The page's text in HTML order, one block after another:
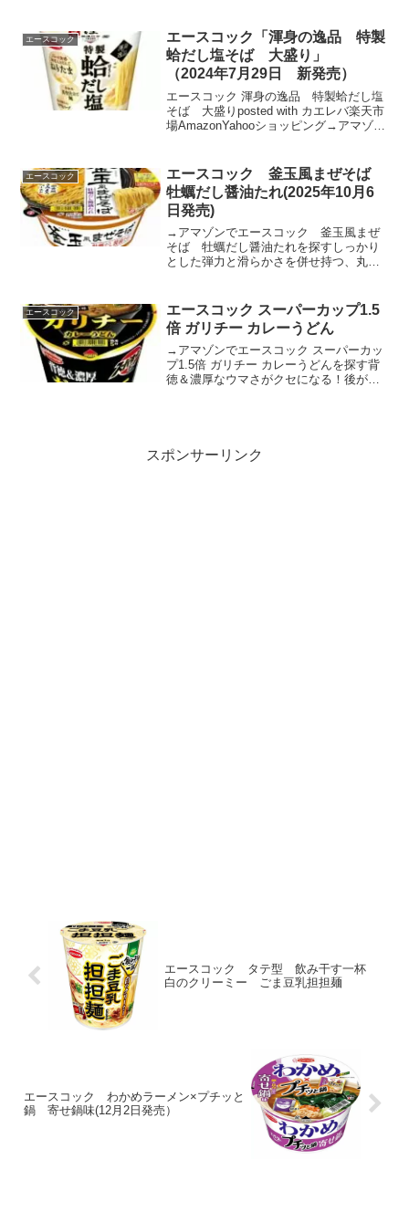
そばのような、もちもちとした食感が特
長の「もちもち真空仕...
エースコック
エースコック「渾身の逸品 特製
蛤だし塩そば 大盛り」
（2024年7月29日 新発売）
エースコック 渾身の逸品 特製蛤だし塩
そば 大盛りposted with カエレバ楽天市
場AmazonYahooショッピング→アマゾン
を心行くまで楽しめる大盛り仕様の多...
エースコック
エースコック 釜玉風まぜそば
牡蠣だし醤油たれ(2025年10月6
日発売)
→アマゾンでエースコック 釜玉風まぜ
そば 牡蠣だし醤油たれを探すしっかり
とした弾力と滑らかさを併せ持つ、丸刃
に仕上げました。ポークやチキンを利か
せた和風の牡蠣だし醤油た...
エースコック
エースコック スーパーカップ1.5
倍 ガリチー カレーうどん
→アマゾンでエースコック スーパーカッ
プ1.5倍 ガリチー カレーうどんを探す背
徳＆濃厚なウマさがクセになる！後がけ
スポンサーリンク
エースコック タテ型 飲み干す一杯
白のクリーミー ごま豆乳担担麺
エースコック わかめラーメン×プチッと
鍋 寄せ鍋味(12月2日発売）